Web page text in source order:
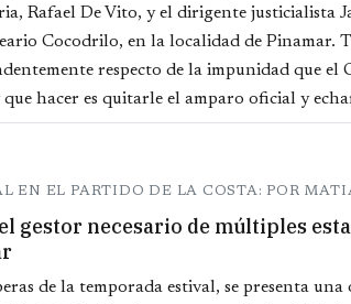
Rafael De Vito, y el dirigente justicialista
Cocodrilo, en la localidad de Pinamar.
respecto de la impunidad que el
hacer es quitarle el amparo oficial y
EN EL PARTIDO DE LA COSTA: POR
gestor necesario de múltiples
de la temporada estival, se presenta